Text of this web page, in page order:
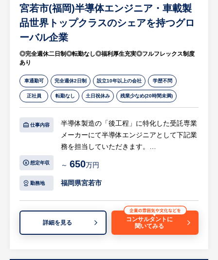
宮若市(福岡)半導体エンジニア・車載製
品世界トップクラスのシェアを持つグロ
ーバル企業
◎完全週休二日制◎転勤なし◎福利厚生充実◎フルフレックス制度
あり
車通勤可 完全週休2日制 設立10年以上の会社 学歴不問
正社員 転勤なし 土日祝休み 残業少なめ(20時間未満)
仕事内容
半導体製造の「後工程」に特化した受託専業
メーカーにて半導体エンジニアとして下記業
務を担当していただきます。
【具体的には…】
半導体後工程受託メーカーにて生産プロジェ
企画から量産までにおいて、顧客との打ち合
わせや生産の進捗管理を行っていきます。
・顧客折衝（案件相談、生産計画・見積、定
想定年収 ～ 650万円
勤務地 福岡県宮若市
詳細を見る
コンサルタントに
聞いてみる